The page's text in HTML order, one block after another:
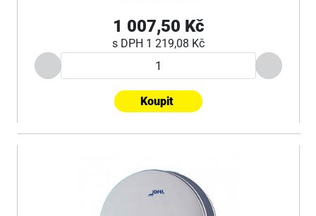
1 007,50 Kč
s DPH 1 219,08 Kč
Koupit